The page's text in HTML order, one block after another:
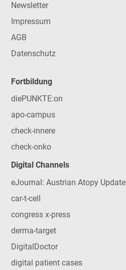
Newsletter
Impressum
AGB
Datenschutz
Fortbildung
diePUNKTE:on
apo-campus
check-innere
check-onko
Digital Channels
eJournal: Austrian Atopy Update
car-t-cell
congress x-press
derma-target
DigitalDoctor
digital patient cases